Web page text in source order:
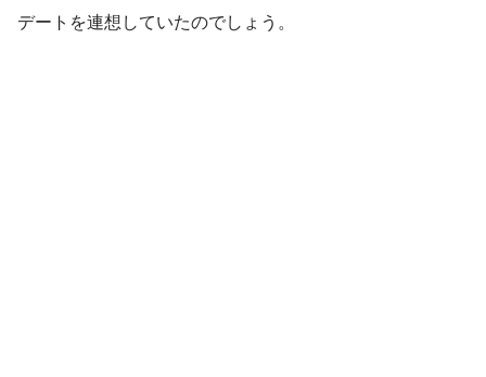
デートを連想していたのでしょう。